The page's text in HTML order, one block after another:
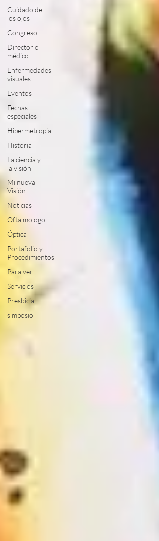
Cuidado de
los ojos
Congreso
Directorio
médico
Enfermedades
visuales
Eventos
Fechas
especiales
Hipermetropia
Historia
La ciencia y
la visión
Mi nueva
Visión
Noticias
Oftalmologo
Óptica
Portafolio y
Procedimientos
Para ver
Servicios
Presbicia
simposio